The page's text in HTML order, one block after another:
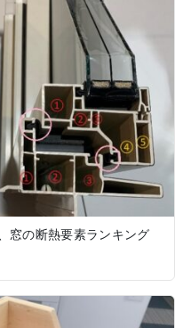
窓の断熱要素ランキング